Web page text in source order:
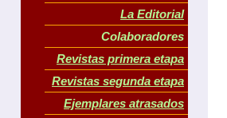
La Editorial
Colaboradores
Revistas primera etapa
Revistas segunda etapa
Ejemplares atrasados